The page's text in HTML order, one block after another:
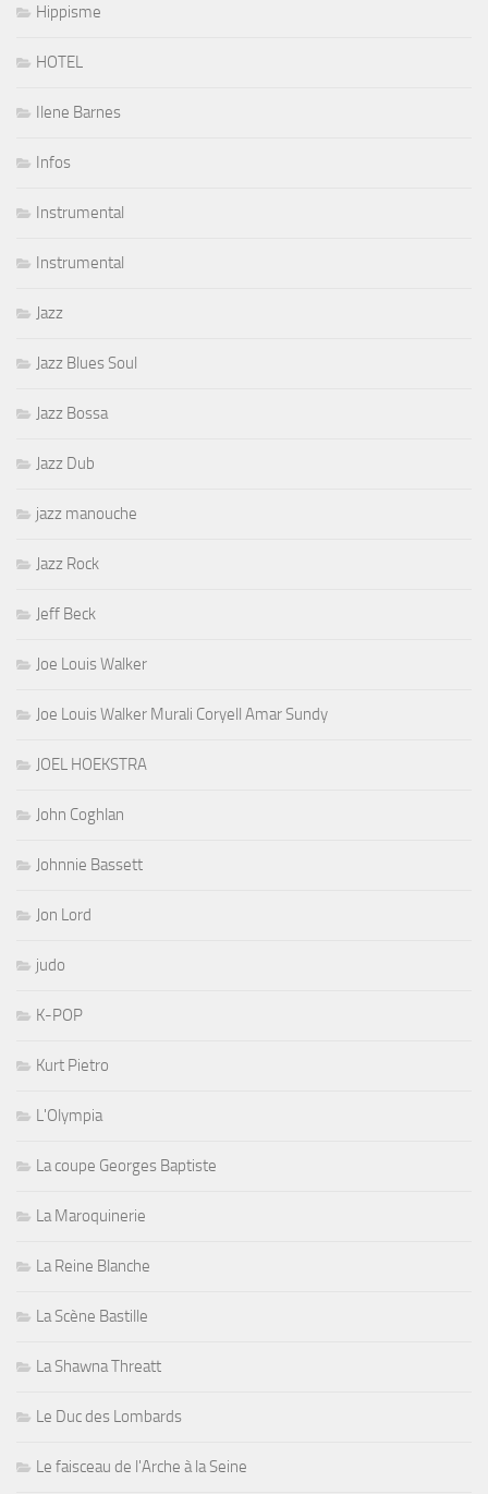
Hippisme
HOTEL
Ilene Barnes
Infos
Instrumental
Instrumental
Jazz
Jazz Blues Soul
Jazz Bossa
Jazz Dub
jazz manouche
Jazz Rock
Jeff Beck
Joe Louis Walker
Joe Louis Walker Murali Coryell Amar Sundy
JOEL HOEKSTRA
John Coghlan
Johnnie Bassett
Jon Lord
judo
K-POP
Kurt Pietro
L'Olympia
La coupe Georges Baptiste
La Maroquinerie
La Reine Blanche
La Scène Bastille
La Shawna Threatt
Le Duc des Lombards
Le faisceau de l'Arche à la Seine